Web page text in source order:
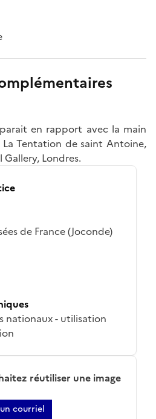
en rapport avec la main
Tentation de saint Antoine,
Londres.
de France (Joconde)
nationaux - utilisation
réutiliser une image
courriel